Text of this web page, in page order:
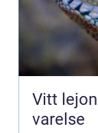
Vitt lejon En fascinerande
varelse